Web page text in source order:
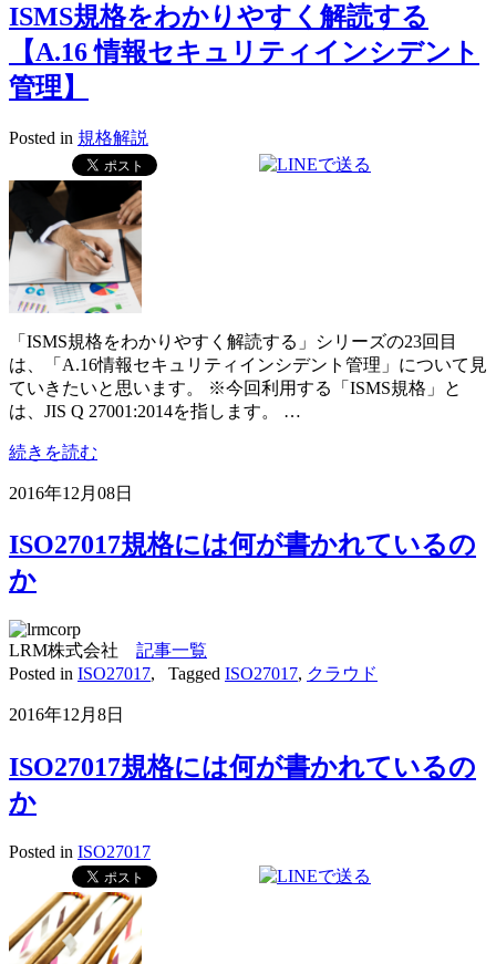
ISMS規格をわかりやすく解読する
【A.16 情報セキュリティインシデント
管理】
Posted in 規格解説
「ISMS規格をわかりやすく解読する」シリーズの23回目
は、「A.16情報セキュリティインシデント管理」について見
ていきたいと思います。 ※今回利用する「ISMS規格」と
は、JIS Q 27001:2014を指します。 …
続きを読む
2016年12月08日
ISO27017規格には何が書かれているの
か
LRM株式会社 記事一覧
Posted in ISO27017, Tagged ISO27017, クラウド
2016年12月8日
ISO27017規格には何が書かれているの
か
Posted in ISO27017